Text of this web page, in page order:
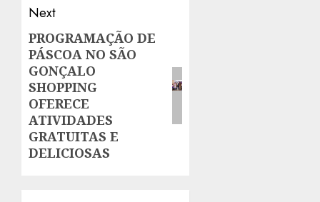
Next
Next
post:
PROGRAMAÇÃO DE
PÁSCOA NO SÃO
GONÇALO
SHOPPING
OFERECE
ATIVIDADES
GRATUITAS E
DELICIOSAS